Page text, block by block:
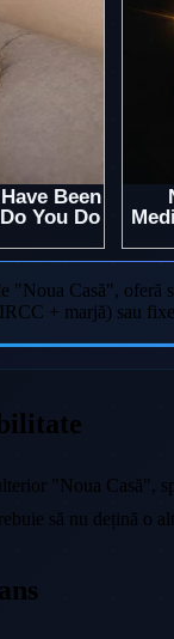
"Noua Casă", oferă
+ marjă) sau
"Noua Casă",
să nu dețină o